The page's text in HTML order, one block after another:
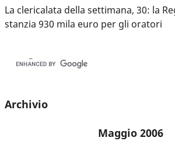
La clericalata della settimana, 30: la
stanzia 930 mila euro per gli oratori
Archivio
Maggio 2006